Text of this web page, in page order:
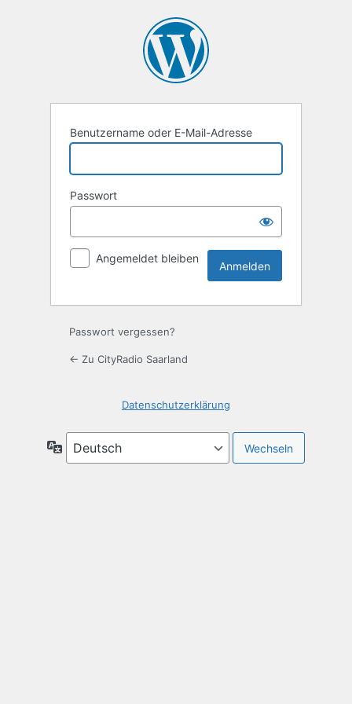
Benutzername oder E-Mail-Adresse
Passwort
Angemeldet bleiben
Passwort vergessen?
← Zu CityRadio Saarland
Datenschutzerklärung
Sprache